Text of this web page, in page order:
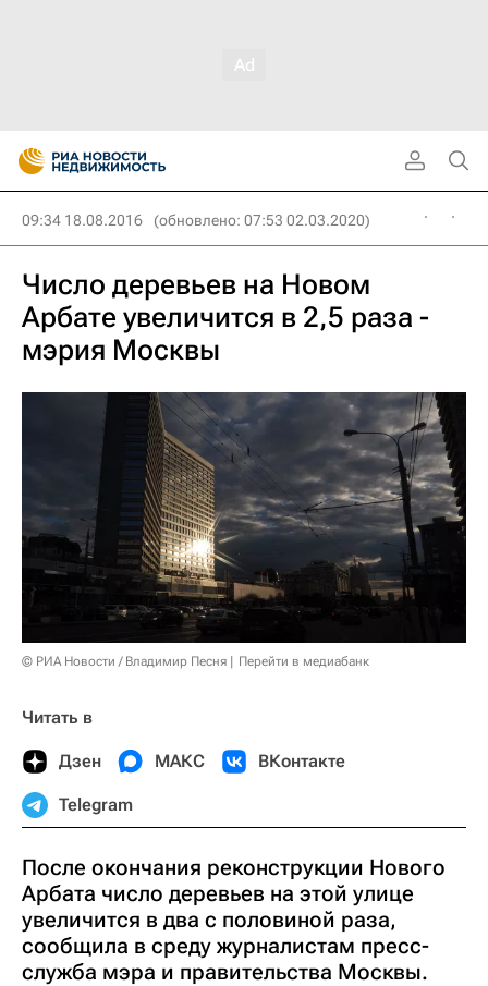
09:34 18.08.2016 (обновлено: 07:53 02.03.2020)
Число деревьев на Новом
Арбате увеличится в 2,5 раза -
мэрия Москвы
© РИА Новости / Владимир Песня Перейти в медиабанк
Читать в
Дзен МАКС ВКонтакте
Telegram
После окончания реконструкции Нового
Арбата число деревьев на этой улице
увеличится в два с половиной раза,
сообщила в среду журналистам пресс-
служба мэра и правительства Москвы.